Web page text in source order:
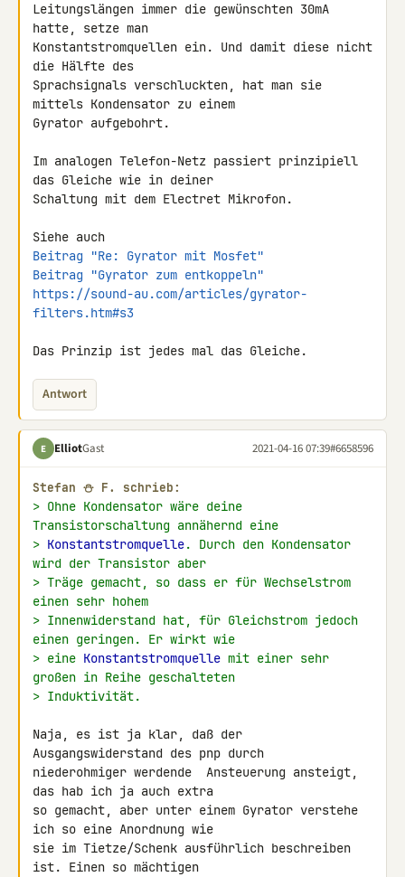
Leitungslängen immer die gewünschten 30mA
hatte, setze man
Konstantstromquellen ein. Und damit diese nicht
die Hälfte des
Sprachsignals verschluckten, hat man sie
mittels Kondensator zu einem
Gyrator aufgebohrt.
Im analogen Telefon-Netz passiert prinzipiell
das Gleiche wie in deiner
Schaltung mit dem Electret Mikrofon.
Beitrag "Re: Gyrator mit Mosfet"
Beitrag "Gyrator zum entkoppeln"
https://sound-au.com/articles/gyrator-
filters.htm#s3
Das Prinzip ist jedes mal das Gleiche.
Antwort
E ElliotGast 2021-04-16 07:39#6658596
Stefan ⛄ F. schrieb:
> Ohne Kondensator wäre deine
Transistorschaltung annähernd eine
> Konstantstromquelle. Durch den Kondensator
wird der Transistor aber
> Träge gemacht, so dass er für Wechselstrom
einen sehr hohem
> Innenwiderstand hat, für Gleichstrom jedoch
einen geringen. Er wirkt wie
> eine Konstantstromquelle mit einer sehr
großen in Reihe geschalteten
> Induktivität.
Naja, es ist ja klar, daß der
Ausgangswiderstand des pnp durch
niederohmiger werdende  Ansteuerung ansteigt,
das hab ich ja auch extra
so gemacht, aber unter einem Gyrator verstehe
ich so eine Anordnung wie
sie im Tietze/Schenk ausführlich beschreiben
ist. Einen so mächtigen